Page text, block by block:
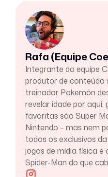
Rafa (Equipe
Integrante da equipe
produtor de conteúdo
treinador Pokemón
revelar idade por aqui,
favoritas são Super
Nintendo – mas nem
todos os exclusivos
jogos de mídia física e
Spider-Man do que